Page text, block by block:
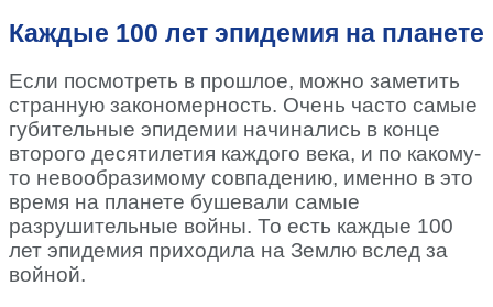
Каждые 100 лет эпидемия на планете
Если посмотреть в прошлое, можно заметить
странную закономерность. Очень часто самые
губительные эпидемии начинались в конце
второго десятилетия каждого века, и по какому-
то невообразимому совпадению, именно в это
время на планете бушевали самые
разрушительные войны. То есть каждые 100
лет эпидемия приходила на Землю вслед за
войной.